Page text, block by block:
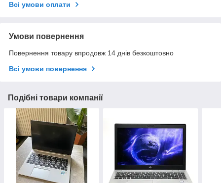
Всі умови оплати
Умови повернення
Повернення товару впродовж 14 днів безкоштовно
Всі умови повернення
Подібні товари компанії